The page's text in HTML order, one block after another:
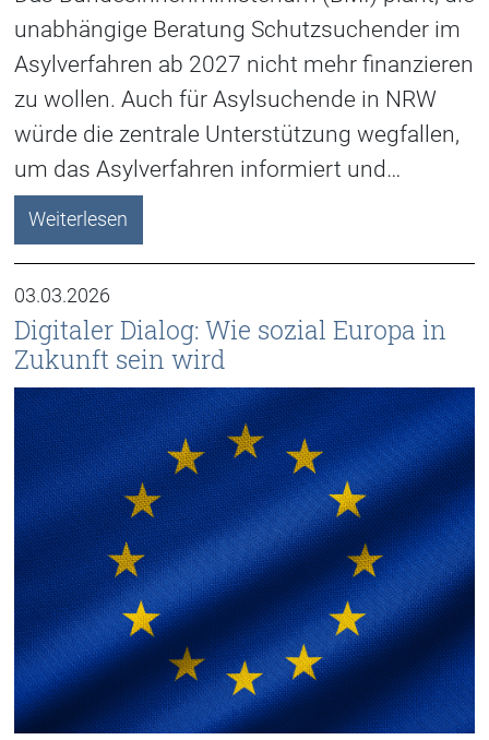
unabhängige Beratung Schutzsuchender im
Asylverfahren ab 2027 nicht mehr finanzieren
zu wollen. Auch für Asylsuchende in NRW
würde die zentrale Unterstützung wegfallen,
um das Asylverfahren informiert und…
Weiterlesen
03.03.2026
Digitaler Dialog: Wie sozial Europa in
Zukunft sein wird